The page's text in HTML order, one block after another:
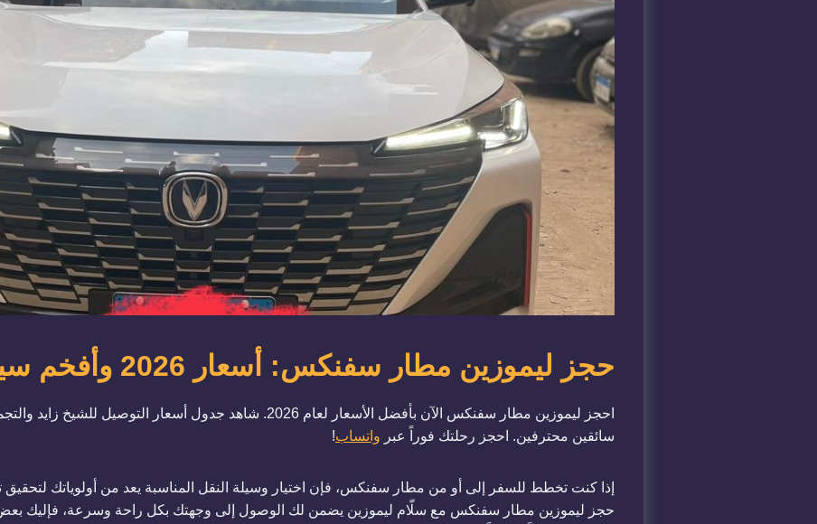
حجز ليموزين مطار سفنكس: أسعار 2026 وأفخم سيارات التوصيل
احجز ليموزين مطار سفنكس الآن بأفضل الأسعار لعام 2026. شاهد جدول أسعار
سائقين محترفين. احجز رحلتك فوراً عبر واتساب!
إذا كنت تخطط للسفر إلى أو من مطار سفنكس، فإن اختيار وسيلة النقل المناسبة يعد من أولوياتك
حجز ليموزين مطار سفنكس مع سلّام ليموزين يضمن لك الوصول إلى وجهتك بكل راحة وسرعة، فإليك بعض